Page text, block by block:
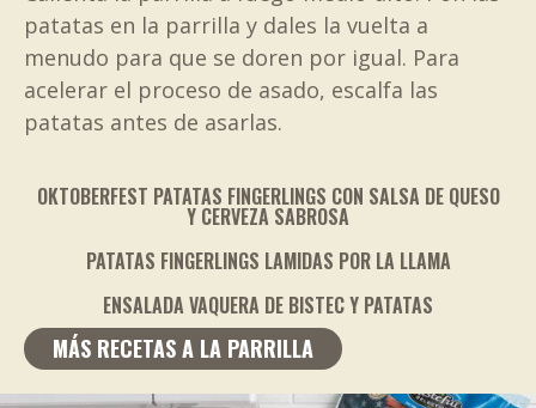
patatas en la parrilla y dales la vuelta a
menudo para que se doren por igual. Para
acelerar el proceso de asado, escalfa las
patatas antes de asarlas.
OKTOBERFEST PATATAS FINGERLINGS CON SALSA DE QUESO
Y CERVEZA SABROSA
PATATAS FINGERLINGS LAMIDAS POR LA LLAMA
ENSALADA VAQUERA DE BISTEC Y PATATAS
MÁS RECETAS A LA PARRILLA